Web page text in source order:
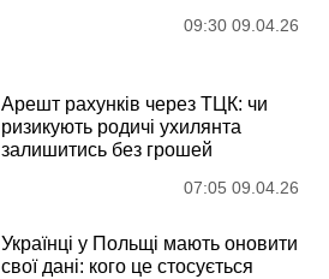
09:30 09.04.26
Арешт рахунків через ТЦК: чи
ризикують родичі ухилянта
залишитись без грошей
07:05 09.04.26
Українці у Польщі мають оновити
свої дані: кого це стосується